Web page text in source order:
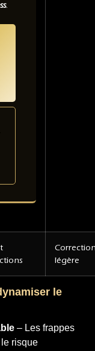
.
légère
le
– Les frappes
risque